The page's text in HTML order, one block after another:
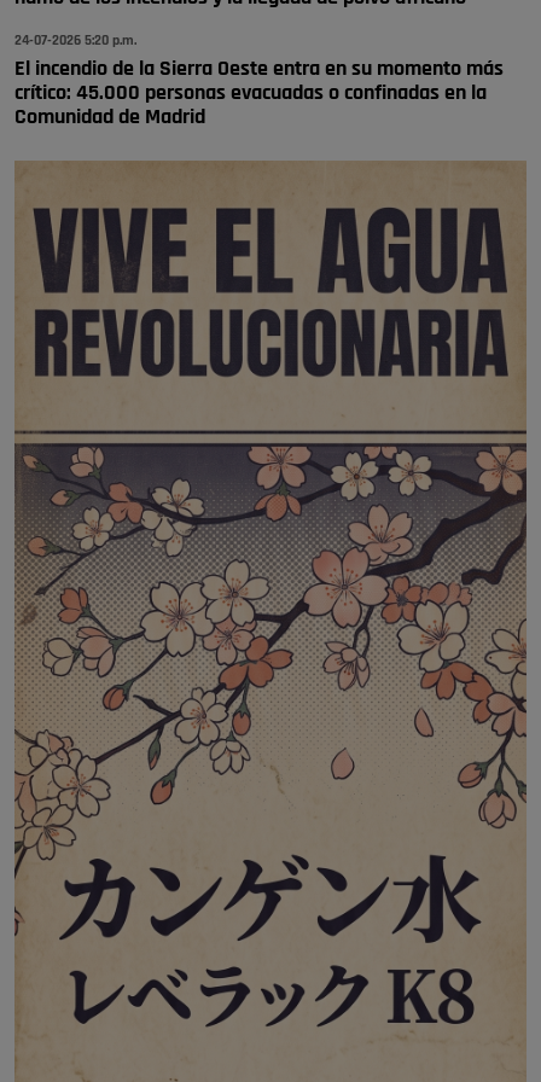
24-07-2026 5:20 p.m.
El incendio de la Sierra Oeste entra en su momento más
crítico: 45.000 personas evacuadas o confinadas en la
Comunidad de Madrid